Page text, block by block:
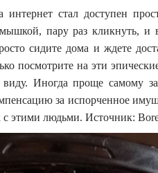
интернет стал доступен
пару раз кликнуть,
сидите дома и ждете
посмотрите на эти
Иногда проще самому
за испорченное
с этими людьми. Источник: